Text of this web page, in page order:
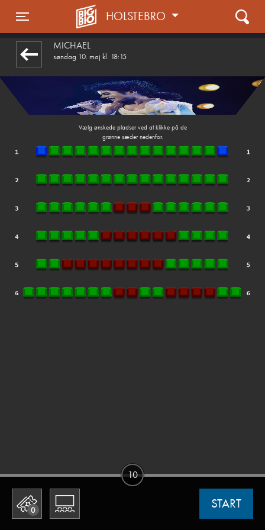
Toggle navigation
HOLSTEBRO
MICHAEL
søndag 10. maj kl. 18:15
Vælg ønskede pladser ved at klikke på de
grønne sæder nedenfor.
0 START
10
front05-temp 061122